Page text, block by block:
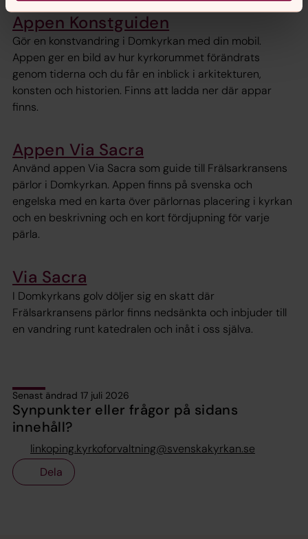
Appen Konstguiden
Gör en konstvandring i Domkyrkan med din mobil.
Appen ger en bild av hur kyrkorummet förändrats
genom tiderna och du får en inblick i arkitekturen,
konsten och historien. Finns att ladda ner där appar
finns.
Appen Via Sacra
Använd appen Via Sacra som guide till Frälsarkransens
pärlor i Domkyrkan. Appen finns på svenska och
engelska med en karta över pärlornas placering i kyrkan
och en beskrivning och en kort fördjupning för varje
pärla.
Via Sacra
I Domkyrkans golv döljer sig en skatt där
Frälsarkransens pärlor finns nedsänkta och inbjuder till
en vandring runt katedralen och inåt i oss själva.
Senast ändrad 17 juli 2026
Synpunkter eller frågor på sidans
innehåll?
linkoping.kyrkoforvaltning@svenskakyrkan.se
Dela